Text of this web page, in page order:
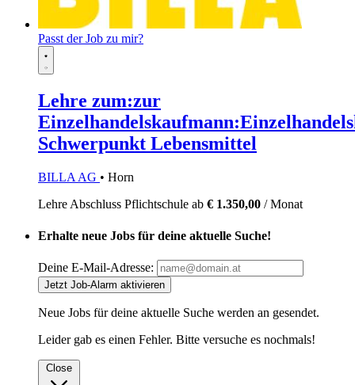
Passt der Job zu mir?
Lehre zum:zur
Schwerpunkt Lebensmittel
BILLA AG • Horn
Lehre Abschluss Pflichtschule ab € 1.350,00 / Monat
Erhalte neue Jobs für deine aktuelle Suche!
Deine E-Mail-Adresse:
Jetzt Job-Alarm aktivieren
Neue Jobs für deine aktuelle Suche werden an gesendet.
Leider gab es einen Fehler. Bitte versuche es nochmals!
Close